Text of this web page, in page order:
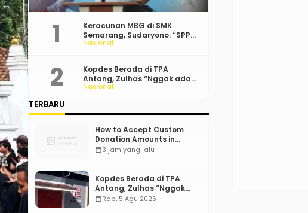
Nasional
Keracunan MBG di SMK
Semarang, Sudaryono: “SPPG
Harus Bertanggung Jawab!”
Nasional
Kopdes Berada di TPA
Antang, Zulhas “Nggak ada
Lahan!”
TERBARU
How to Accept Custom
Donation Amounts in
WordPress with Stripe
calendar_month3 jam yang lalu
Kopdes Berada di TPA
Antang, Zulhas “Nggak
ada Lahan!”
calendar_monthRab, 5 Agu 2026